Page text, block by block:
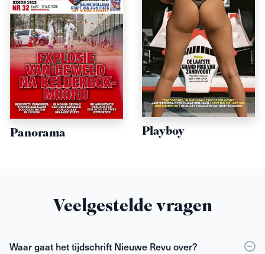
Panorama Playboy
Veelgestelde vragen
Waar gaat het tijdschrift Nieuwe Revu over?